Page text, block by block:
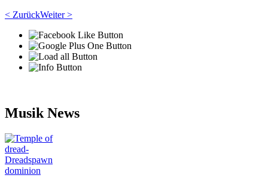
< ZurückWeiter >
Musik News